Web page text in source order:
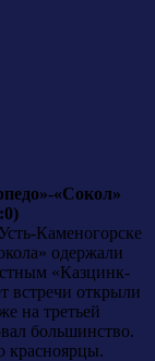
«Сокол»
Каменогорске
одержали
«Казцинк-
встречи открыли
на третьей
большинство.
красноярцы.